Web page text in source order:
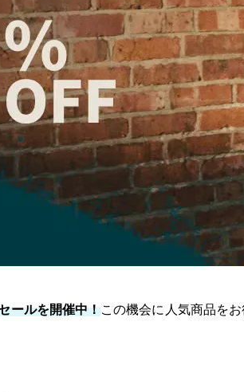
ールを開催中！この機会に人気商品を